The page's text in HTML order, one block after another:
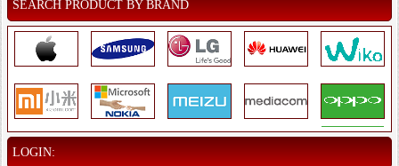
SEARCH PRODUCT BY BRAND
LOGIN: